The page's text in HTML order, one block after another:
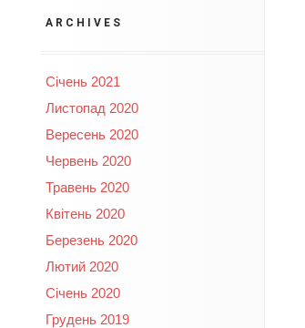
ARCHIVES
Січень 2021
Листопад 2020
Вересень 2020
Червень 2020
Травень 2020
Квітень 2020
Березень 2020
Лютий 2020
Січень 2020
Грудень 2019